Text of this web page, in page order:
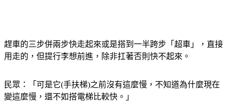
趕車的三步併兩步快走起來或是搭到一半跨步「超車」，直接
用走的，但提行李想前進，除非扛著否則快不起來。
民眾：「可是它(手扶梯)之前沒有這麼慢，不知道為什麼現在
變這麼慢，還不如搭電梯比較快。」